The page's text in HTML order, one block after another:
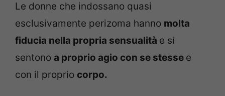
Le donne che indossano quasi
esclusivamente perizoma hanno molta
fiducia nella propria sensualità e si
sentono a proprio agio con se stesse e
con il proprio corpo.